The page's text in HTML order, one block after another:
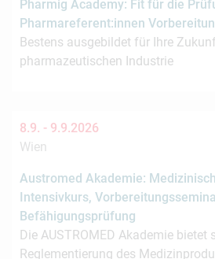
Pharmig Academy: Fit für die
Pharmareferent:innen
Bestens ausgebildet für Ihre
pharmazeutischen Industrie
8.9. - 9.9.2026
Wien
Austromed Akademie:
Intensivkurs,
Befähigungsprüfung
Die AUSTROMED Akademie bietet
Reglementierung des